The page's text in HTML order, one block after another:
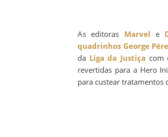
As editoras Marvel e
quadrinhos George
da Liga da Justiça
revertidas para a Hero
para custear tratamentos